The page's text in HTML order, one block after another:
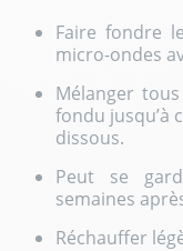
Faire fondre
micro-ondes
Mélanger
fondu jusqu’à
dissous.
Peut se
semaines
Réchauffer